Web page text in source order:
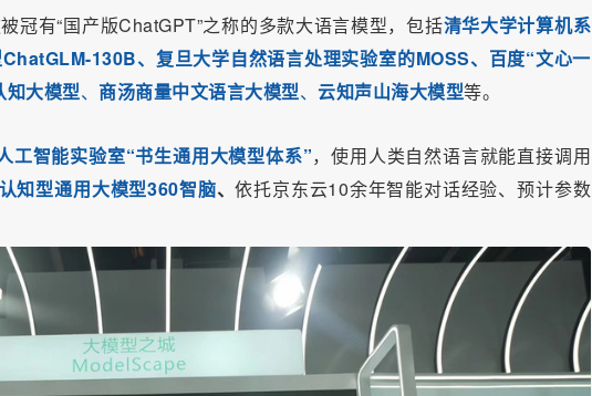
冠有“国产版ChatGPT”之称的多款大语言模型，包括清华大学计算机系
130B、复旦大学自然语言处理实验室的MOSS、百度“文心一
知大模型、 商汤商量中文语言大模型、 云知声山海大模型等。
工智能实验室“书生通用大模型体系”，使用人类自然语言就能直接调用
知型通用大模型360智脑、依托京东云10余年智能对话经验、预计参数